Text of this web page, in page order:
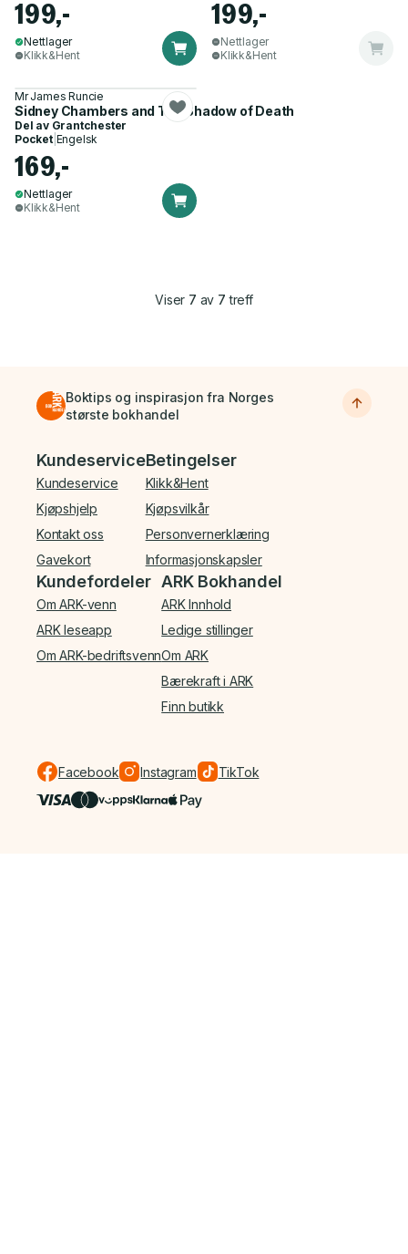
199,-
Nettlager
Klikk&Hent
199,-
Nettlager
Klikk&Hent
Mr James Runcie
Sidney Chambers and The Shadow of Death
Del av Grantchester
Pocket| Engelsk
169,-
Nettlager
Klikk&Hent
Viser 7 av 7 treff
Boktips og inspirasjon fra Norges
største bokhandel
Bunnmeny
Kundeservice
Kundeservice
Kjøpshjelp
Kontakt oss
Gavekort
Betingelser
Klikk&Hent
Kjøpsvilkår
Personvernerklæring
Informasjonskapsler
Kundefordeler
Om ARK-venn
ARK leseapp
Om ARK-bedriftsvenn
ARK Bokhandel
ARK Innhold
Ledige stillinger
Om ARK
Bærekraft i ARK
Finn butikk
Facebook Instagram TikTok